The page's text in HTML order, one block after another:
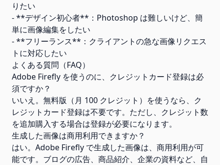
りたい
- **デザイン初心者**：Photoshop は難しいけど、簡
単に画像編集をしたい
- **フリーランス**：クライアントの急な画像リクエス
トに対応したい
よくある質問（FAQ）
Adobe Firefly を使うのに、クレジットカード登録は必
須ですか？
いいえ。無料版（月 100 クレジット）を使うなら、ク
レジットカード登録は不要です。ただし、クレジット数
を追加購入する場合は登録が必要になります。
生成した画像は商用利用できますか？
はい。Adobe Firefly で生成した画像は、商用利用が可
能です。ブログの広告、商品紹介、企業の資料など、自